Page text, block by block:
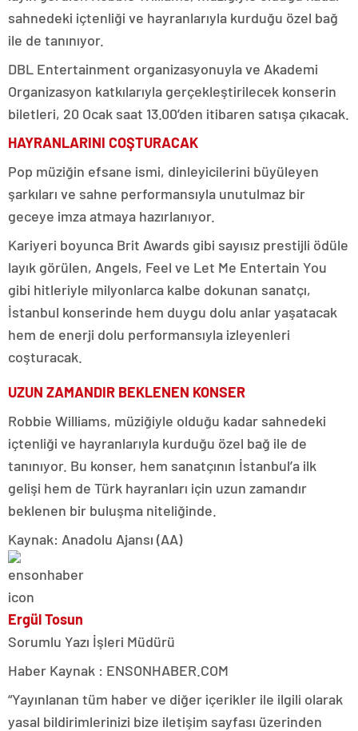
sahnedeki içtenliği ve hayranlarıyla kurduğu özel bağ
ile de tanınıyor.
DBL Entertainment organizasyonuyla ve Akademi
Organizasyon katkılarıyla gerçekleştirilecek konserin
biletleri, 20 Ocak saat 13.00’den itibaren satışa çıkacak.
HAYRANLARINI COŞTURACAK
Pop müziğin efsane ismi, dinleyicilerini büyüleyen
şarkıları ve sahne performansıyla unutulmaz bir
geceye imza atmaya hazırlanıyor.
Kariyeri boyunca Brit Awards gibi sayısız prestijli ödüle
layık görülen, Angels, Feel ve Let Me Entertain You
gibi hitleriyle milyonlarca kalbe dokunan sanatçı,
İstanbul konserinde hem duygu dolu anlar yaşatacak
hem de enerji dolu performansıyla izleyenleri
coşturacak.
UZUN ZAMANDIR BEKLENEN KONSER
Robbie Williams, müziğiyle olduğu kadar sahnedeki
içtenliği ve hayranlarıyla kurduğu özel bağ ile de
tanınıyor. Bu konser, hem sanatçının İstanbul’a ilk
gelişi hem de Türk hayranları için uzun zamandır
beklenen bir buluşma niteliğinde.
Kaynak: Anadolu Ajansı (AA)
Ergül Tosun
Sorumlu Yazı İşleri Müdürü
Haber Kaynak : ENSONHABER.COM
“Yayınlanan tüm haber ve diğer içerikler ile ilgili olarak
yasal bildirimlerinizi bize iletişim sayfası üzerinden